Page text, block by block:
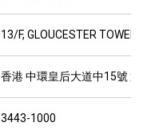
13/F, GLOUCESTER TOWER,
香港 中環皇后大道中15號 置地
3443-1000